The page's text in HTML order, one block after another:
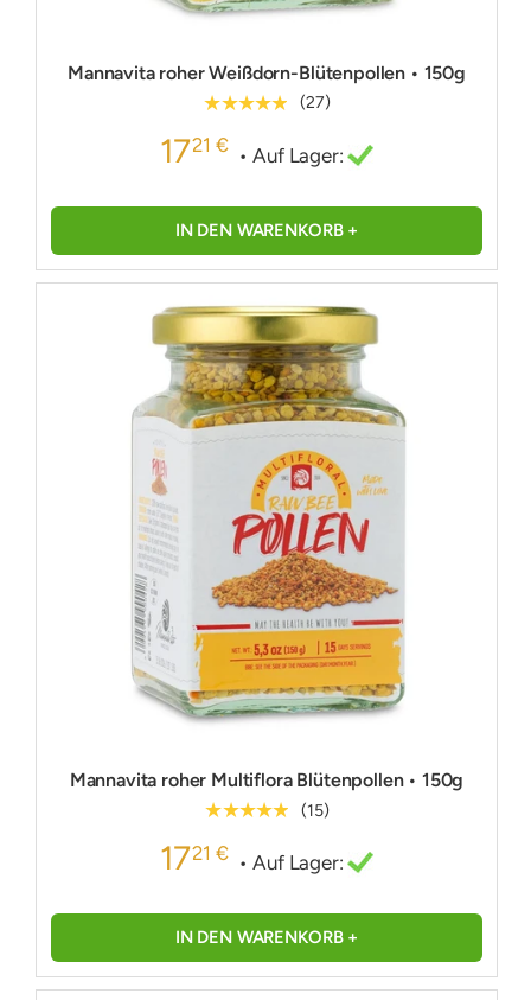
Mannavita roher Weißdorn-Blütenpollen • 150g
★★★★★ (27)
1721 € • Auf Lager:
IN DEN WARENKORB +
Mannavita roher Multiflora Blütenpollen • 150g
★★★★★ (15)
1721 € • Auf Lager:
IN DEN WARENKORB +